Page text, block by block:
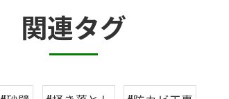
関連タグ